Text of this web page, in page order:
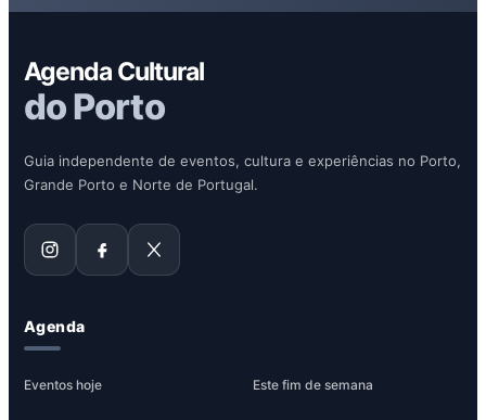
Agenda Cultural
do Porto
Guia independente de eventos, cultura e experiências no Porto,
Grande Porto e Norte de Portugal.
Agenda
Eventos hoje Este fim de semana